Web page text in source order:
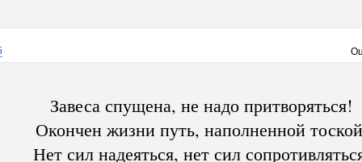
Завеса спущена, не надо притворяться!
Окончен жизни путь, наполненной
Нет сил надеяться, нет сил